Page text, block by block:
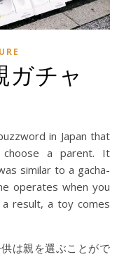
チャ
a parent. It
similar to a gacha-
operates when you
result, a toy comes
は親を選ぶことがで